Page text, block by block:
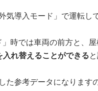
気導入モード」で運転し
時では車両の前方と、屋
れ替えることができる
た参考データになります